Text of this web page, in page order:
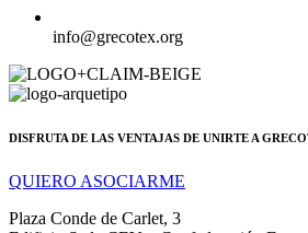
info@grecotex.org
DISFRUTA DE LAS VENTAJAS DE UNIRTE A
QUIERO ASOCIARME
Plaza Conde de Carlet, 3